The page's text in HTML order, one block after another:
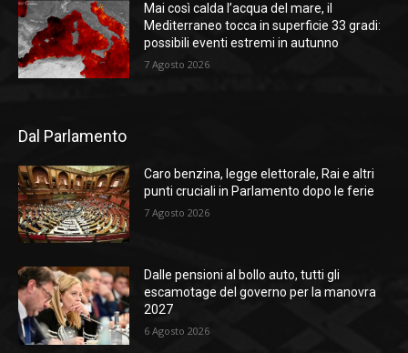
Mai così calda l’acqua del mare, il
Mediterraneo tocca in superficie 33 gradi:
possibili eventi estremi in autunno
7 Agosto 2026
Dal Parlamento
Caro benzina, legge elettorale, Rai e altri
punti cruciali in Parlamento dopo le ferie
7 Agosto 2026
Dalle pensioni al bollo auto, tutti gli
escamotage del governo per la manovra
2027
6 Agosto 2026